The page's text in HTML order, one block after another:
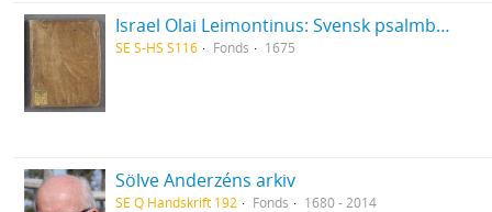
Israel Olai Leimontinus: Svensk psalmbok med sångnoter
SE S-HS S116 Fonds 1675
Sölve Anderzéns arkiv
SE Q Handskrift 192 Fonds 1680 - 2014